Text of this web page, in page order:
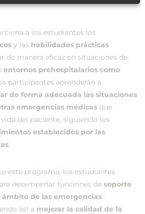
a los estudiantes los
y las habilidades prácticas
de manera eficaz en situaciones de
entornos prehospitalarios como
participantes aprenderán a
de forma adecuada las situaciones
emergencias médicas que
del paciente, siguiendo los
establecidos por las
.
este programa, los estudiantes
desempeñar funciones de soporte
de las emergencias
así a mejorar la calidad de la